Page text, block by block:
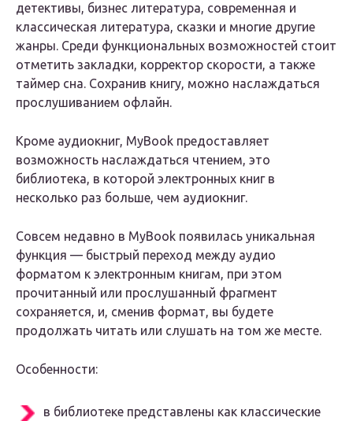
детективы, бизнес литература, современная и
классическая литература, сказки и многие другие
жанры. Среди функциональных возможностей стоит
отметить закладки, корректор скорости, а также
таймер сна. Сохранив книгу, можно наслаждаться
прослушиванием офлайн.
Кроме аудиокниг, MyBook предоставляет
возможность наслаждаться чтением, это
библиотека, в которой электронных книг в
несколько раз больше, чем аудиокниг.
Совсем недавно в MyBook появилась уникальная
функция — быстрый переход между аудио
форматом к электронным книгам, при этом
прочитанный или прослушанный фрагмент
сохраняется, и, сменив формат, вы будете
продолжать читать или слушать на том же месте.
Особенности:
в библиотеке представлены как классические